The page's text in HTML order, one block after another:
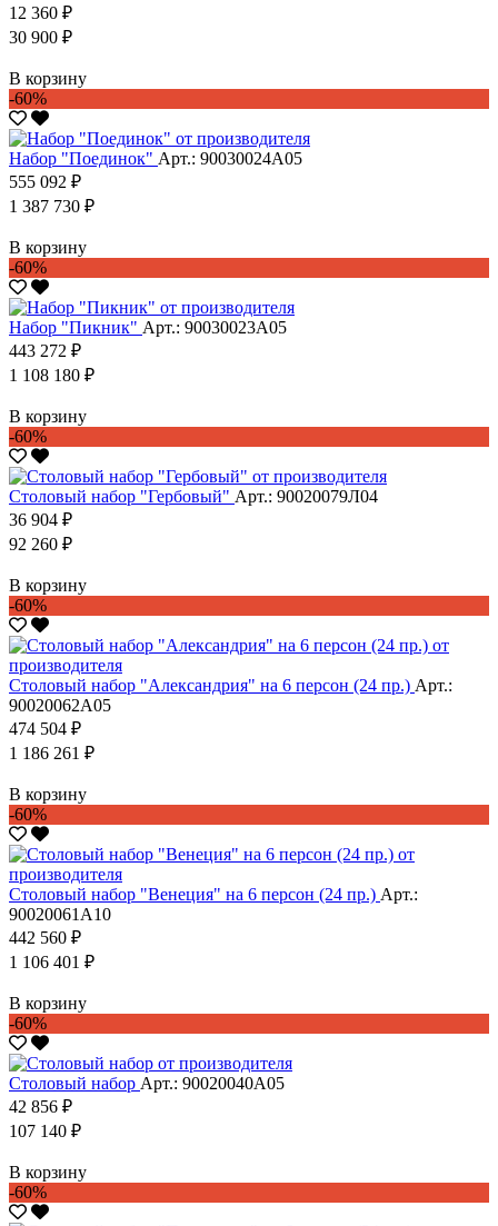
12 360 ₽
30 900 ₽
В корзину
-60%
Набор "Поединок" Арт.: 90030024А05
555 092 ₽
1 387 730 ₽
В корзину
-60%
Набор "Пикник" Арт.: 90030023А05
443 272 ₽
1 108 180 ₽
В корзину
-60%
Столовый набор "Гербовый" Арт.: 90020079Л04
36 904 ₽
92 260 ₽
В корзину
-60%
Столовый набор "Александрия" на 6 персон (24 пр.) Арт.:
90020062А05
474 504 ₽
1 186 261 ₽
В корзину
-60%
Столовый набор "Венеция" на 6 персон (24 пр.) Арт.:
90020061А10
442 560 ₽
1 106 401 ₽
В корзину
-60%
Столовый набор Арт.: 90020040А05
42 856 ₽
107 140 ₽
В корзину
-60%